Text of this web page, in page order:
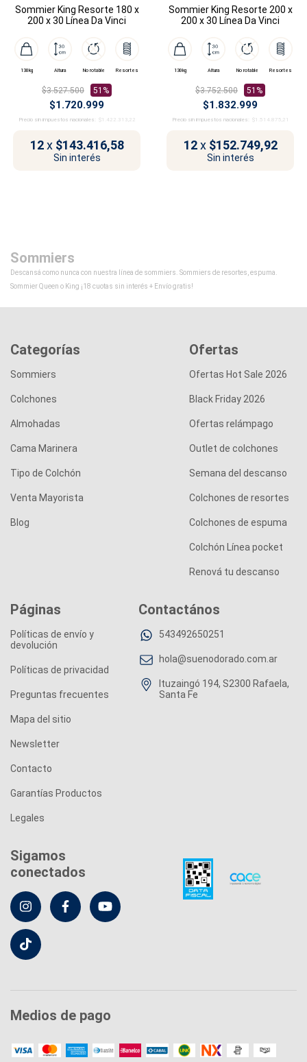
Sommier King Resorte 180 x
200 x 30 Línea Da Vinci
130kg Altura No rotable Resortes
$3.527.500 51%
$1.720.999
Precio sin impuestos nacionales: $1.422.313,22
12 x $143.416,58
Sin interés
Sommier King Resorte 200 x
200 x 30 Línea Da Vinci
130kg Altura No rotable Resortes
$3.752.500 51%
$1.832.999
Precio sin impuestos nacionales: $1.514.875,21
12 x $152.749,92
Sin interés
Sommiers
Descansá como nunca con nuestra línea de sommiers. Sommiers de resortes, espuma.
Sommier Queen o King ¡18 cuotas sin interés + Envío gratis!
Categorías
Sommiers
Colchones
Almohadas
Cama Marinera
Tipo de Colchón
Venta Mayorista
Blog
Ofertas
Ofertas Hot Sale 2026
Black Friday 2026
Ofertas relámpago
Outlet de colchones
Semana del descanso
Colchones de resortes
Colchones de espuma
Colchón Línea pocket
Renová tu descanso
Páginas
Políticas de envío y
devolución
Políticas de privacidad
Preguntas frecuentes
Mapa del sitio
Newsletter
Contacto
Garantías Productos
Legales
Contactános
543492650251
hola@suenodorado.com.ar
Ituzaingó 194, S2300 Rafaela,
Santa Fe
Sigamos
conectados
Medios de pago